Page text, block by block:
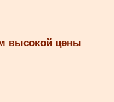
высокой цены